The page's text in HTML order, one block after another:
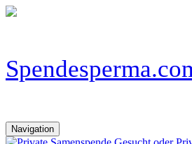
Navigation